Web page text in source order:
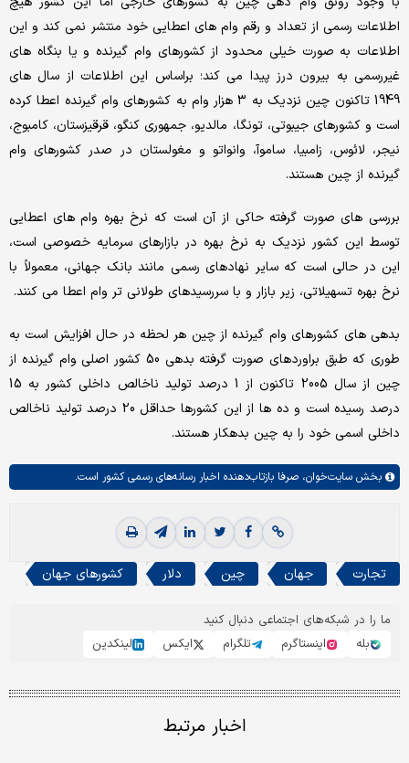
اطلاعات رسمی از تعداد و رقم وام های اعطایی خود منتشر نمی کند و این
اطلاعات به صورت خیلی محدود از کشورهای وام گیرنده و یا بنگاه های
غیررسمی به بیرون درز پیدا می کند؛ براساس این اطلاعات از سال های
1949 تاکنون چین نزدیک به 3 هزار وام به کشورهای وام گیرنده اعطا کرده
است و کشورهای جیبوتی، تونگا، مالدیو، جمهوری کنگو، قرقیزستان، کامبوج،
نیجر، لائوس، زامبیا، ساموآ، وانواتو و مغولستان در صدر کشورهای وام
گیرنده از چین هستند.
بررسی های صورت گرفته حاکی از آن است که نرخ بهره وام های اعطایی
توسط این کشور نزدیک به نرخ بهره در بازارهای سرمایه خصوصی است،
این در حالی است که سایر نهادهای رسمی مانند بانک جهانی، معمولاً با
نرخ بهره تسهیلاتی، زیر بازار و با سررسیدهای طولانی تر وام اعطا می کنند.
بدهی های کشورهای وام گیرنده از چین هر لحظه در حال افزایش است به
طوری که طبق براوردهای صورت گرفته بدهی 50 کشور اصلی وام گیرنده از
چین از سال 2005 تاکنون از 1 درصد تولید ناخالص داخلی کشور به 15
درصد رسیده است و ده ها از این کشورها حداقل 20 درصد تولید ناخالص
داخلی اسمی خود را به چین بدهکار هستند.
بخش سایت‌خوان، صرفا بازتاب‌دهنده اخبار رسانه‌های رسمی کشور است.
تجارت جهان چین دلار کشورهای جهان
ما را در شبکه‌های اجتماعی دنبال کنید
بله
اینستاگرم تلگرام ایکس لینکدین
اخبار مرتبط